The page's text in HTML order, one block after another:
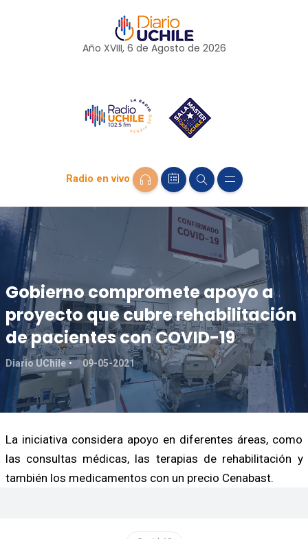
Año XVIII, 6 de Agosto de 2026
Radio en vivo
Gobierno compromete apoyo a
proyecto que cubre rehabilitación
de pacientes con COVID-19
Diario UChile 09-05-2021
La iniciativa considera apoyo en diferentes áreas, como
las consultas médicas, las terapias de rehabilitación y
también los medicamentos con un precio Cenabast.